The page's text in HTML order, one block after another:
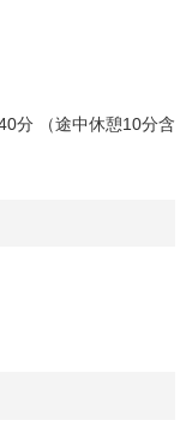
分 （途中休憩10分含